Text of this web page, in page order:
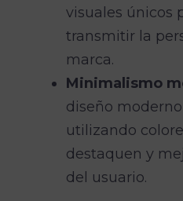
visuales únicos
transmitir la
marca.
Minimalismo
diseño
utilizando
destaquen y
del usuario.